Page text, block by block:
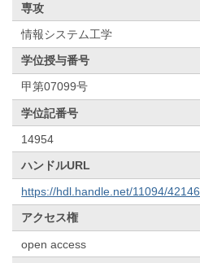
専攻
情報システム工学
学位授与番号
甲第07099号
学位記番号
14954
ハンドルURL
https://hdl.handle.net/11094/42146
アクセス権
open access